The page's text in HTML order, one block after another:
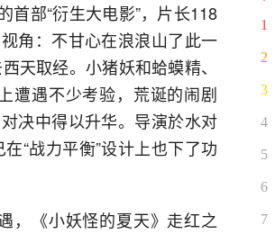
首部“衍生大电影”，片长118
角：不甘心在浪浪山了此一
天取经。小猪妖和蛤蟆精、
遭遇不少考验，荒诞的闹剧
决中得以升华。导演於水对
“战力平衡”设计上也下了功
，《小妖怪的夏天》走红之
1
2
3
4
5
6
7